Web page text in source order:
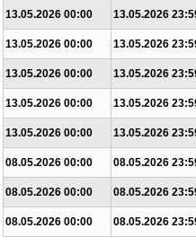
13.05.2026 00:00
13.05.2026
13.05.2026 00:00
13.05.2026
13.05.2026 00:00
13.05.2026
13.05.2026 00:00
13.05.2026
13.05.2026 00:00
13.05.2026
13.05.2026 00:00
13.05.2026
08.05.2026 00:00
08.05.2026
08.05.2026 00:00
08.05.2026